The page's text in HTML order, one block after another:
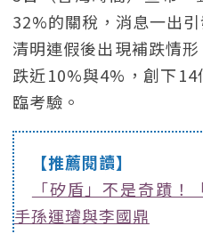
32%的關稅，消息一出
清明連假後出現補跌情
跌近10%與4%，創下
臨考驗。
【推薦閱讀】
「矽盾」不是奇蹟
手孫運璿與李國鼎